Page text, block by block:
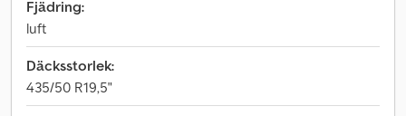
Fjädring:
luft
Däcksstorlek:
435/50 R19,5"